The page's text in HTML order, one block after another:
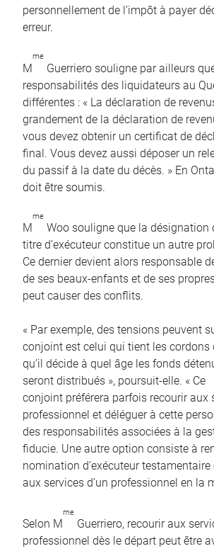
personnellement de l’impôt à payer
erreur.
M
me
Guerriero souligne par ailleurs
responsabilités des liquidateurs au
différentes : « La déclaration de
grandement de la déclaration de
vous devez obtenir un certificat de
final. Vous devez aussi déposer un
du passif à la date du décès. » En
doit être soumis.
M
me
Woo souligne que la désignation
titre d’exécuteur constitue un autre
Ce dernier devient alors responsable
de ses beaux-enfants et de ses
peut causer des conflits.
« Par exemple, des tensions peuvent
conjoint est celui qui tient les cordons
qu’il décide à quel âge les fonds
seront distribués », poursuit-elle. « Ce
conjoint préférera parfois recourir aux
professionnel et déléguer à cette
des responsabilités associées à la
fiducie. Une autre option consiste à
nomination d’exécuteur testamentaire
aux services d’un professionnel en la
Selon M
me
Guerriero, recourir aux
professionnel dès le départ peut être